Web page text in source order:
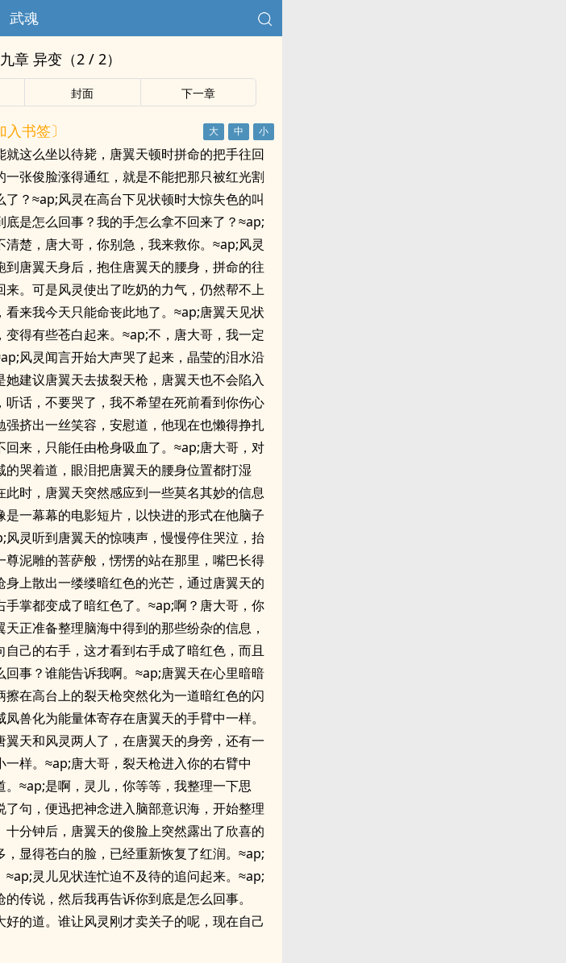
武魂
章 异变（2 / 2）
封面 下一章
入书签〕
这么坐以待毙，唐翼天顿时拼命的把手往回
张俊脸涨得通红，就是不能把那只被红光割
？≈ap;风灵在高台下见状顿时大惊失色的叫
是怎么回事？我的手怎么拿不回来了？≈ap;
楚，唐大哥，你别急，我来救你。≈ap;风灵
唐翼天身后，抱住唐翼天的腰身，拼命的往
。可是风灵使出了吃奶的力气，仍然帮不上
来我今天只能命丧此地了。≈ap;唐翼天见状
得有些苍白起来。≈ap;不，唐大哥，我一定
风灵闻言开始大声哭了起来，晶莹的泪水沿
建议唐翼天去拔裂天枪，唐翼天也不会陷入
话，不要哭了，我不希望在死前看到你伤心
挤出一丝笑容，安慰道，他现在也懒得挣扎
来，只能任由枪身吸血了。≈ap;唐大哥，对
哭着道，眼泪把唐翼天的腰身位置都打湿
时，唐翼天突然感应到一些莫名其妙的信息
一幕幕的电影短片，以快进的形式在他脑子
灵听到唐翼天的惊咦声，慢慢停住哭泣，抬
泥雕的菩萨般，愣愣的站在那里，嘴巴长得
上散出一缕缕暗红色的光芒，通过唐翼天的
掌都变成了暗红色了。≈ap;啊？唐大哥，你
正准备整理脑海中得到的那些纷杂的信息，
己的右手，这才看到右手成了暗红色，而且
事？谁能告诉我啊。≈ap;唐翼天在心里暗暗
在高台上的裂天枪突然化为一道暗红色的闪
兽化为能量体寄存在唐翼天的手臂中一样。
天和风灵两人了，在唐翼天的身旁，还有一
样。≈ap;唐大哥，裂天枪进入你的右臂中
≈ap;是啊，灵儿，你等等，我整理一下思
句，便迅把神念进入脑部意识海，开始整理
分钟后，唐翼天的俊脸上突然露出了欣喜的
显得苍白的脸，已经重新恢复了红润。≈ap;
灵儿见状连忙迫不及待的追问起来。≈ap;
传说，然后我再告诉你到底是怎么回事。
的道。谁让风灵刚才卖关子的呢，现在自己